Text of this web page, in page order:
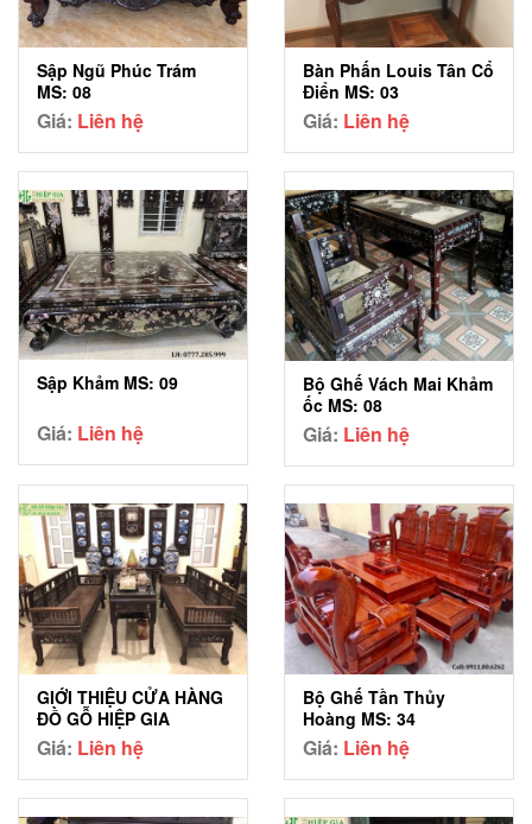
Sập Ngũ Phúc Trám
MS: 08
Giá: Liên hệ
Bàn Phấn Louis Tân Cổ
Điển MS: 03
Giá: Liên hệ
Sập Khảm MS: 09
Giá: Liên hệ
Bộ Ghế Vách Mai Khảm
ốc MS: 08
Giá: Liên hệ
GIỚI THIỆU CỬA HÀNG
ĐỒ GỖ HIỆP GIA
Giá: Liên hệ
Bộ Ghế Tần Thủy
Hoàng MS: 34
Giá: Liên hệ